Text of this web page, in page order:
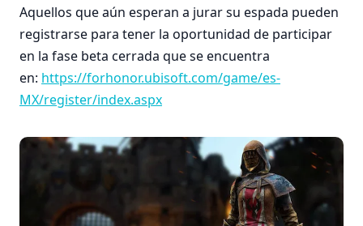
Aquellos que aún esperan a jurar su espada pueden
registrarse para tener la oportunidad de participar
en la fase beta cerrada que se encuentra
en: https://forhonor.ubisoft.com/game/es-
MX/register/index.aspx